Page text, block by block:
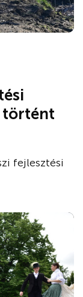
történt
fejlesztési